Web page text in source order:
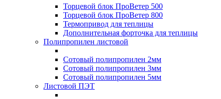
Торцевой блок ПроВетер 500
Торцевой блок ПроВетер 800
Термопривод для теплицы
Дополнительная форточка для теплицы
Полипропилен листовой
Сотовый полипропилен 2мм
Сотовый полипропилен 3мм
Сотовый полипропилен 5мм
Листовой ПЭТ